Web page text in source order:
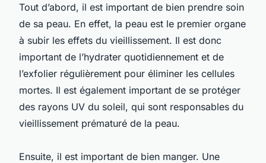
Tout d’abord, il est important de bien prendre soin
de sa peau. En effet, la peau est le premier organe
à subir les effets du vieillissement. Il est donc
important de l’hydrater quotidiennement et de
l’exfolier régulièrement pour éliminer les cellules
mortes. Il est également important de se protéger
des rayons UV du soleil, qui sont responsables du
vieillissement prématuré de la peau.
Ensuite, il est important de bien manger. Une